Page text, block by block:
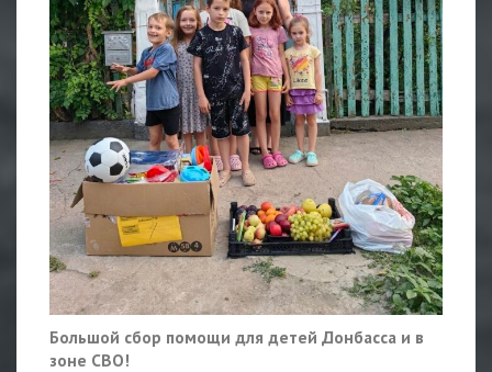
Большой сбор помощи для детей Донбасса и в
зоне СВО!